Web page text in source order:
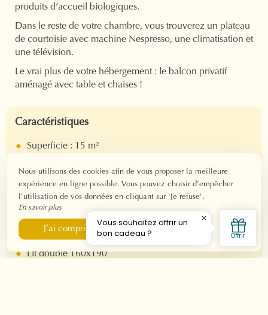
produits d’accueil biologiques.
Dans le reste de votre chambre, vous trouverez un plateau
de courtoisie avec machine Nespresso, une climatisation et
une télévision.
Le vrai plus de votre hébergement : le balcon privatif
aménagé avec table et chaises !
Caractéristiques
Superficie : 15 m²
Check-in : a partir de 15h
Check-out : avant 11h
Connexion Wi-Fi par fibre
Équipements
Lit double 160x190
Nous utilisons des cookies afin de vous proposer la meilleure
expérience en ligne possible. Vous pouvez choisir d’empêcher
l’utilisation de vos données en cliquant sur 'Je refuse'.
En savoir plus
J’ai compris Je refuse